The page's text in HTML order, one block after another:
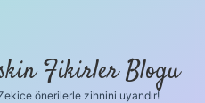
Fikirler Blogu
önerilerle zihnini uyandır!